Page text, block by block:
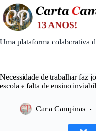
Skip
to
content
Uma plataforma colaborativa
Necessidade de trabalhar faz
escola e falta de ensino
Carta Campinas